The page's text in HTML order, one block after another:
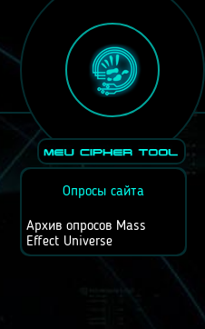
Опросы сайта
Архив опросов Mass
Effect Universe